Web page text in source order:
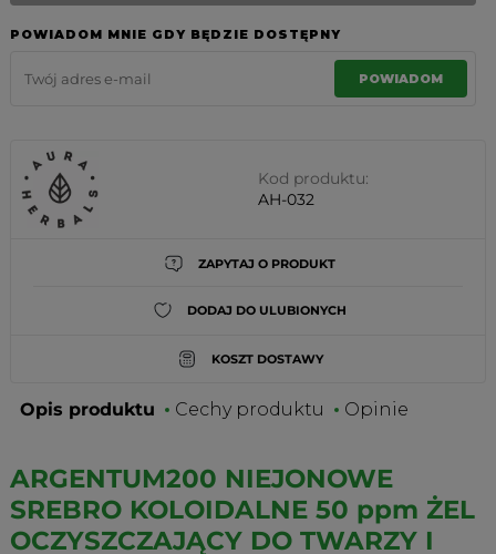
POWIADOM MNIE GDY BĘDZIE DOSTĘPNY
POWIADOM
Kod produktu:
AH-032
ZAPYTAJ O PRODUKT
DODAJ DO ULUBIONYCH
KOSZT DOSTAWY
Opis produktu Cechy produktu Opinie
ARGENTUM200 NIEJONOWE
SREBRO KOLOIDALNE 50 ppm ŻEL
OCZYSZCZAJĄCY DO TWARZY I